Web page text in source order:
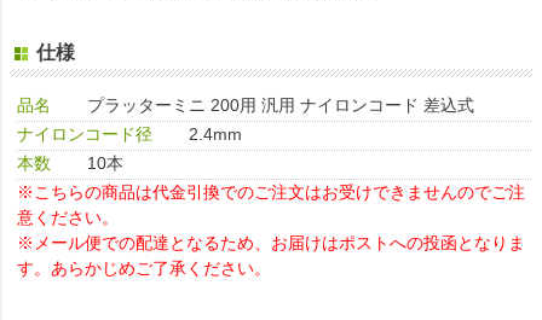
仕様
品名
プラッターミニ 200用 汎用 ナイロンコード 差込式
ナイロンコード径
2.4mm
本数
10本
※こちらの商品は代金引換でのご注文はお受けできませんのでご注
意ください。
※メール便での配達となるため、お届けはポストへの投函となりま
す。あらかじめご了承ください。